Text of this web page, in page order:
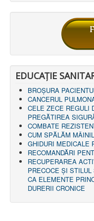
EDUCAȚIE
BROȘURA
CANCERUL
CELE ZECE REGULI
PREGĂTIREA
COMBATE
CUM SPĂLĂM
GHIDURI MEDICALE
RECOMANDĂRI
RECUPERAREA
PRECOCE ȘI
CA ELEMENTE
DURERII CRONICE